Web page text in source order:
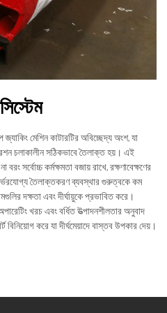
মেশিন কাটারটির অবিচ্ছেদ্য অংশ, যা
চলাকালীন সঠিকভাবে তৈলাক্ত হয়। এই
বরং সর্বোচ্চ কর্মক্ষমতা বজায় রাখে, রক্ষণাবেক্ষণের
তৈলাক্তকরণ ব্যবস্থার গুরুত্বকে কম
দক্ষতা এবং দীর্ঘায়ুকে প্রভাবিত করে।
খরচ এবং বর্ধিত উত্পাদনশীলতার অনুবাদ
বিনিয়োগ করে যা দীর্ঘমেয়াদে বাস্তব উপকার দেয়।